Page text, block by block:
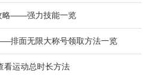
略——强力技能一览
排面无限大称号领取方法一览
运动总时长方法